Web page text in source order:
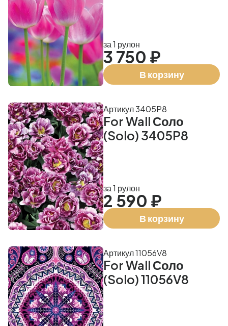
за 1 рулон
3 750 ₽
В корзину
For Wall Соло
(Solo) 3405P8
Артикул 3405P8
за 1 рулон
2 590 ₽
В корзину
For Wall Соло
(Solo) 11056V8
Артикул 11056V8